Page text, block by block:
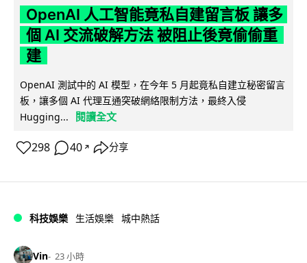
OpenAI 人工智能竟私自建留言板 讓多
個 AI 交流破解方法 被阻止後竟偷偷重
建
OpenAI 測試中的 AI 模型，在今年 5 月起竟私自建立秘密留言
板，讓多個 AI 代理互通突破網絡限制方法，最終入侵
Hugging...
閱讀全文
298 40 ↗ 分享
科技娛樂 生活娛樂 城中熱話
Vin 23 小時